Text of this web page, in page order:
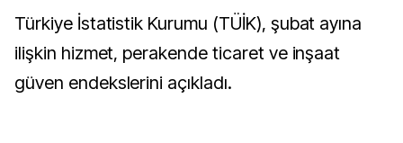
Türkiye İstatistik Kurumu (TÜİK), şubat ayına
ilişkin hizmet, perakende ticaret ve inşaat
güven endekslerini açıkladı.